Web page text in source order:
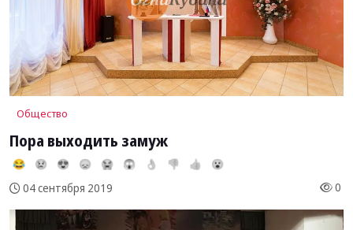
Общество
Пора выходить замуж
😂 😢 😍 😞 😭 😱 👌 👎 👍 😮
04 сентября 2019 0